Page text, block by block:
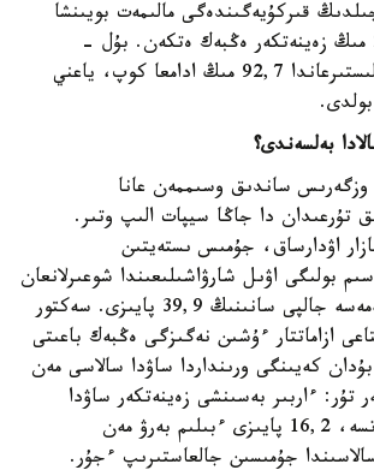
2024-جىلدىڭ قىركۇيەگىندەگى مالىمەت بويىنشا
ەكونوميكادا 298,5 مىڭ زەينەتكەر ەڭبەك ەتكەن. بۇل -
2022-جىلمەن سالىستىرعاندا 92,7 مىڭ ادامعا كوپ، ياعني
بەلسەندى؟
وزگەرىس ساندىق وسىممەن عانا
تۇرعىدان دا جاڭا سيپات الىپ وتىر.
اۋدارساق، جۇمىس ىستەيتىن
بولىگى اۋىل شارۋاشىلىعىندا شوعىرلانعان
- 119 مىڭ ادام نەمەسە جالپى سانىنىڭ 39,9 پايىزى. سەكتور
ازاماتتار ءۇشىن نەگىزگى ەڭبەك باعىتى
كەيىنگى ورىنداردا ساۋدا سالاسى مەن
تۇر: ءاربىر بەسىنشى زەينەتكەر ساۋدا
سالاسىندا ەڭبەك ەتسە، 16,2 پايىزى ءبىلىم بەرۋ مەن
جۇمىسىن جالعاستىرىپ ءجۇر.